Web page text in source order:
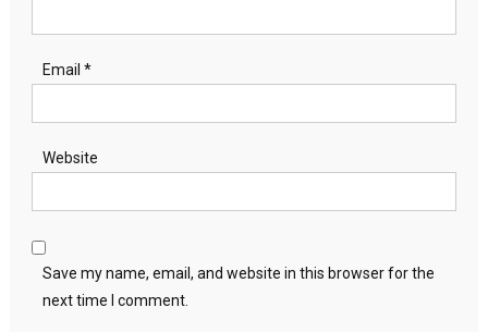
Email *
Website
Save my name, email, and website in this browser for the
next time I comment.